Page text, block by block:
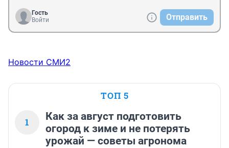
Гость
Войти
Отправить
Новости СМИ2
ТОП 5
1
Как за август подготовить
огород к зиме и не потерять
урожай — советы агронома